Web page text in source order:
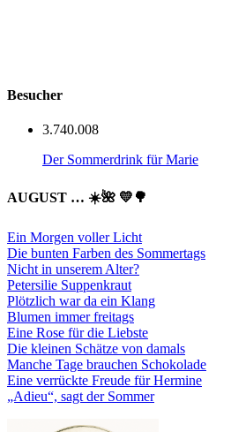
Besucher
3.740.008
Der Sommerdrink für Marie
AUGUST … ☀️🌺 💛🌳
Ein Morgen voller Licht
Die bunten Farben des Sommertags
Nicht in unserem Alter?
Petersilie Suppenkraut
Plötzlich war da ein Klang
Blumen immer freitags
Eine Rose für die Liebste
Die kleinen Schätze von damals
Manche Tage brauchen Schokolade
Eine verrückte Freude für Hermine
„Adieu“, sagt der Sommer